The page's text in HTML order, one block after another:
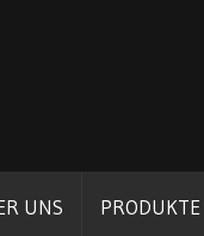
UNS PRODUKTE